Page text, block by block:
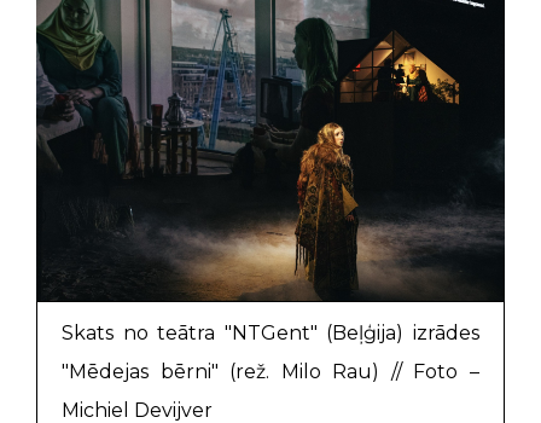
Skats no teātra "NTGent" (Beļģija) izrādes
"Mēdejas bērni" (rež. Milo Rau) // Foto –
Michiel Devijver